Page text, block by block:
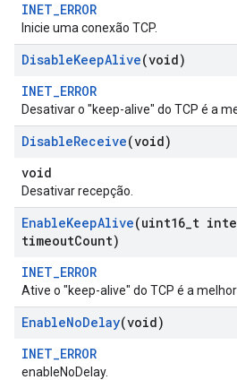
INET_ERROR
Inicie uma conexão TCP.
DisableKeepAlive(void)
INET_ERROR
Desativar o "keep-alive" do TCP é a
DisableReceive(void)
void
Desativar recepção.
EnableKeepAlive(uint16 t
timeoutCount)
INET_ERROR
Ative o "keep-alive" do TCP é a melhor
EnableNoDelay(void)
INET_ERROR
enableNoDelay.